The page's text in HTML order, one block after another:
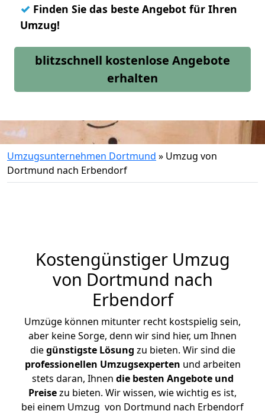
✓ Finden Sie das beste Angebot für Ihren
Umzug!
blitzschnell kostenlose Angebote
erhalten
Umzugsunternehmen Dortmund » Umzug von
Dortmund nach Erbendorf
Kostengünstiger Umzug
von Dortmund nach
Erbendorf
Umzüge können mitunter recht kostspielig sein,
aber keine Sorge, denn wir sind hier, um Ihnen
diegünstigste Lösung zu bieten. Wir sind die
professionellen Umzugsexperten und arbeiten
stets daran, Ihnen die besten Angebote und
Preisezu bieten. Wir wissen, wie wichtig es ist,
bei einem Umzug von Dortmund nach Erbendorf